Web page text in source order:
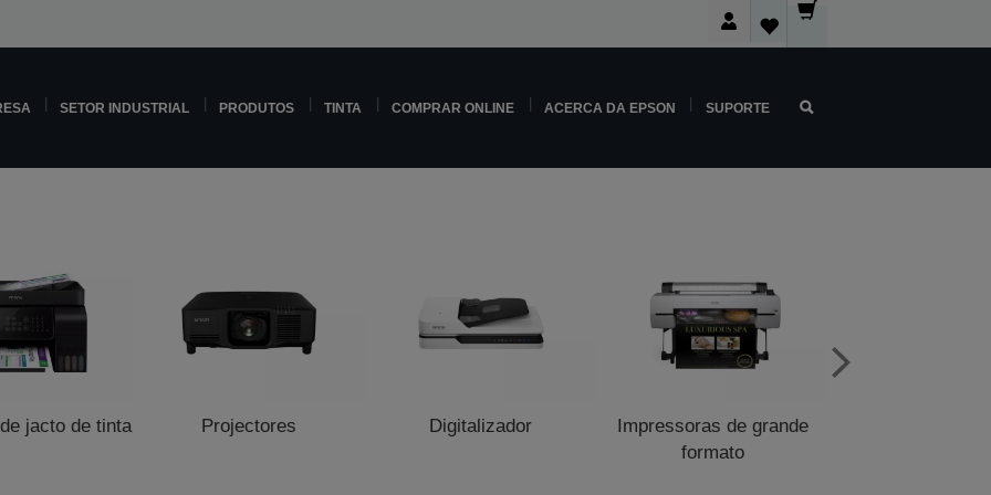
SETOR INDUSTRIAL PRODUTOS TINTA COMPRAR ONLINE ACERCA DA EPSON SUPORTE
jacto de tinta Projectores Digitalizador
Impressoras de grande
formato